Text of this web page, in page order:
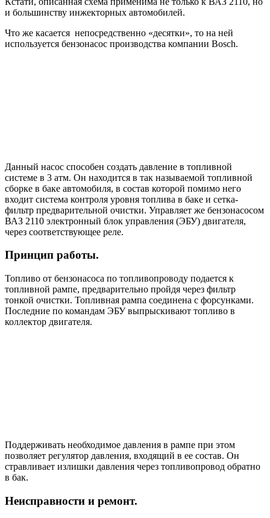
и большинству инжекторных автомобилей.
Что же касается непосредственно «десятки», то на ней
используется бензонасос производства компании Bosch.
Данный насос способен создать давление в топливной
системе в 3 атм. Он находится в так называемой топливной
сборке в баке автомобиля, в состав которой помимо него
входит система контроля уровня топлива в баке и сетка-
фильтр предварительной очистки. Управляет же бензонасосом
ВАЗ 2110 электронный блок управления (ЭБУ) двигателя,
через соответствующее реле.
Принцип работы.
Топливо от бензонасоса по топливопроводу подается к
топливной рампе, предварительно пройдя через фильтр
тонкой очистки. Топливная рампа соединена с форсунками.
Последние по командам ЭБУ выпрыскивают топливо в
коллектор двигателя.
Поддерживать необходимое давления в рампе при этом
позволяет регулятор давления, входящий в ее состав. Он
стравливает излишки давления через топливопровод обратно
в бак.
Неисправности и ремонт.